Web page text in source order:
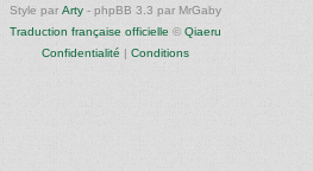
Style par Arty - phpBB 3.3 par MrGaby
Traduction française officielle © Qiaeru
Confidentialité | Conditions